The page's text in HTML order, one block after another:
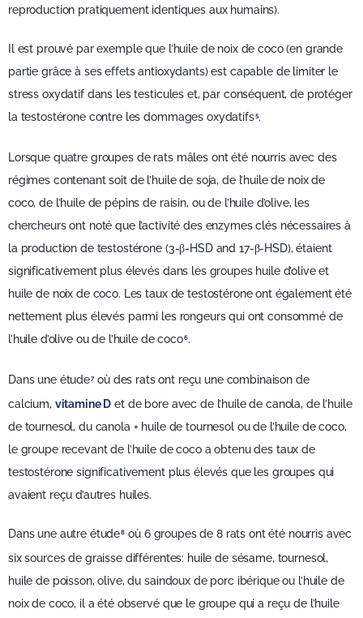
reproduction pratiquement identiques aux humains).
Il est prouvé par exemple que l’huile de noix de coco (en grande
partie grâce à ses effets antioxydants) est capable de limiter le
stress oxydatif dans les testicules et, par conséquent, de protéger
la testostérone contre les dommages oxydatifs5.
Lorsque quatre groupes de rats mâles ont été nourris avec des
régimes contenant soit de l’huile de soja, de l’huile de noix de
coco, de l’huile de pépins de raisin, ou de l’huile d’olive, les
chercheurs ont noté que l’activité des enzymes clés nécessaires à
la production de testostérone (3-β-HSD and 17-β-HSD), étaient
significativement plus élevés dans les groupes huile d’olive et
huile de noix de coco. Les taux de testostérone ont également été
nettement plus élevés parmi les rongeurs qui ont consommé de
l’huile d’olive ou de l’huile de coco6.
Dans une étude7où des rats ont reçu une combinaison de
calcium, vitamine D et de bore avec de l’huile de canola, de l’huile
de tournesol, du canola + huile de tournesol ou de l’huile de coco,
le groupe recevant de l’huile de coco a obtenu des taux de
testostérone significativement plus élevés que les groupes qui
avaient reçu d’autres huiles.
Dans une autre étude8 où 6 groupes de 8 rats ont été nourris avec
six sources de graisse différentes: huile de sésame, tournesol,
huile de poisson, olive, du saindoux de porc ibérique ou l’huile de
noix de coco, il a été observé que le groupe qui a reçu de l’huile